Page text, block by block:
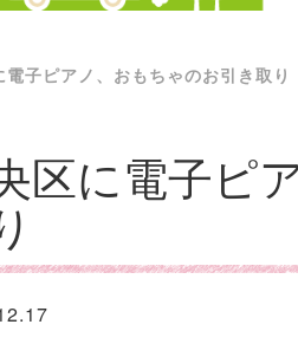
電子ピアノ、おもちゃのお引き取り
区に電子ピ